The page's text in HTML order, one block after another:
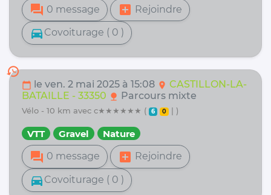
forum 0 message add_box Rejoindre
directions_car Covoiturage ( 0 )
history
calendar_today le ven. 2 mai 2025 à 15:08 location_on CASTILLON-LA-
BATAILLE - 33350 nature Parcours mixte
vélo - 10 km avec c★★★★★★ ( 6 0 | )
VTT Gravel Nature
forum 0 message add_box Rejoindre
directions_car Covoiturage ( 0 )